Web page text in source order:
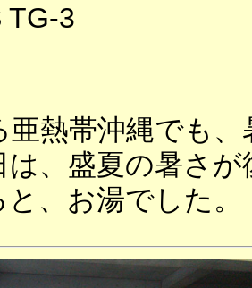
TG-3
亜熱帯沖縄でも
は、盛夏の暑さが
、お湯でした。